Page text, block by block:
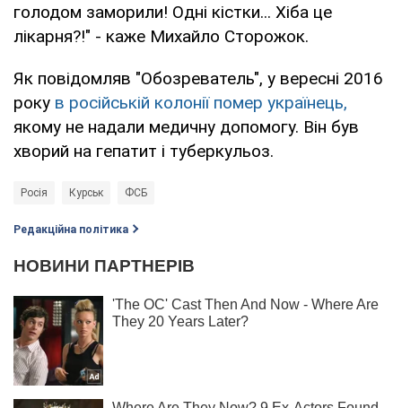
голодом заморили! Одні кістки... Хіба це
лікарня?!" - каже Михайло Сторожок.
Як повідомляв "Обозреватель", у вересні 2016
року в російській колонії помер українець,
якому не надали медичну допомогу. Він був
хворий на гепатит і туберкульоз.
Росія Курськ ФСБ
Редакційна політика